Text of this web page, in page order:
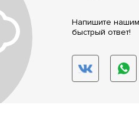
Напишите нашим
быстрый ответ!